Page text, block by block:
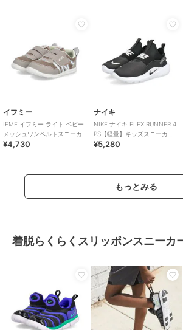
イフミー
IFME イフミー ライト ベビー
メッシュワンベルトスニーカ
ー【軽量】
¥4,730
ナイキ
NIKE ナイキ FLEX RUNNER 4
PS【軽量】キッズスニーカー
スリッポン 子供靴
¥5,280
もっとみる
着脱らくらくスリッポンスニーカ